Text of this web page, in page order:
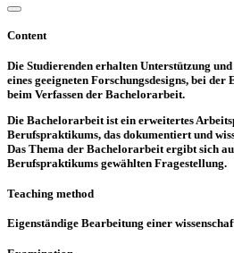
Content
Die Studierenden erhalten Unterstützung
eines geeigneten Forschungsdesigns, bei der
beim Verfassen der Bachelorarbeit.
Die Bachelorarbeit ist ein erweitertes
Berufspraktikums, das dokumentiert und
Das Thema der Bachelorarbeit ergibt sich
Berufspraktikums gewählten Fragestellung.
Teaching method
Eigenständige Bearbeitung einer